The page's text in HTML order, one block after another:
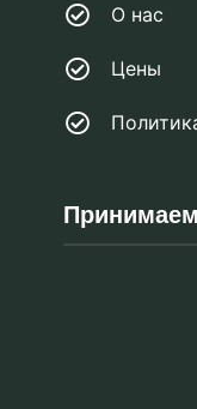
О нас
Цены